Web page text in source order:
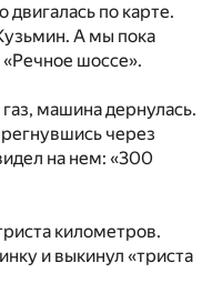
двигалась по карте.
А мы пока
«Речное шоссе».
машина дернулась.
через
на нем: «300
километров.
и выкинул «триста